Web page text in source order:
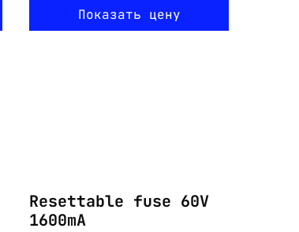
Показать цену
Resettable fuse 60V
1600mA